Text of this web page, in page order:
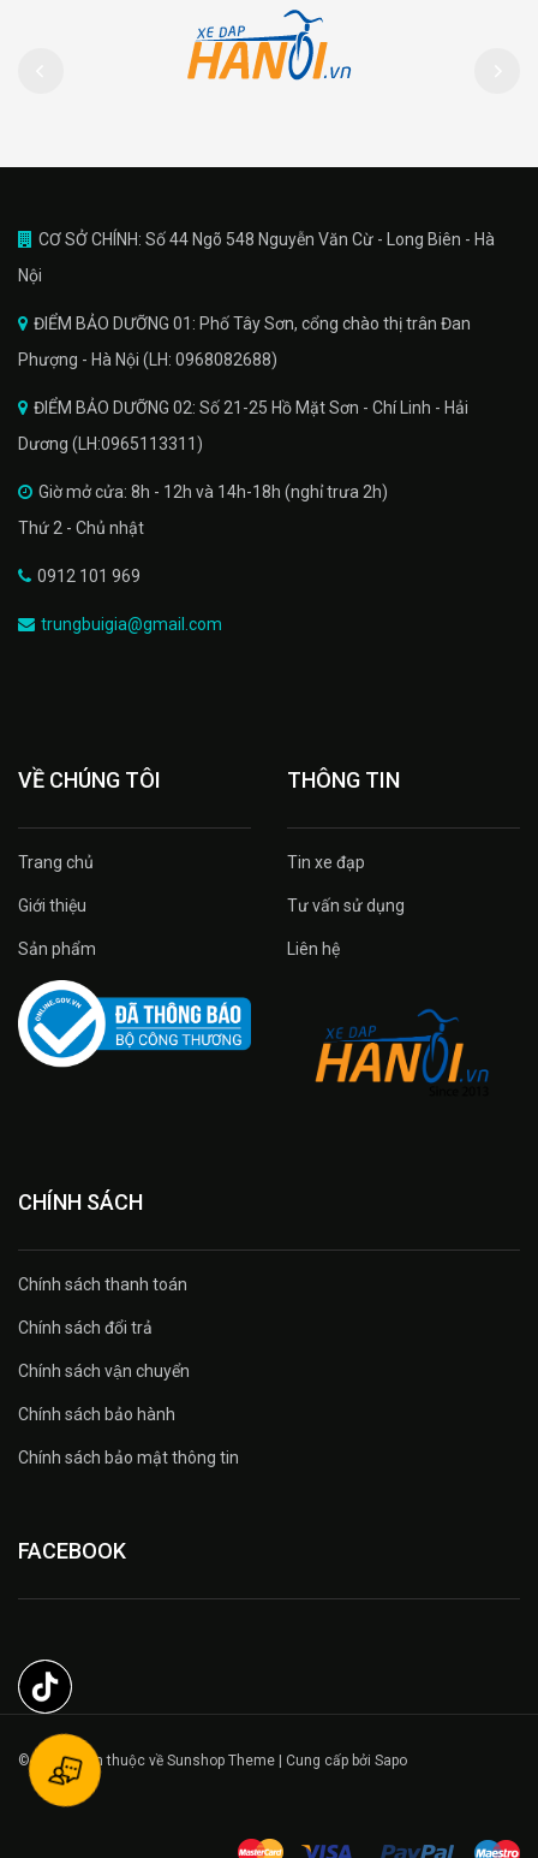
CƠ SỞ CHÍNH: Số 44 Ngõ 548 Nguyễn Văn Cừ - Long Biên - Hà
Nội
ĐIỂM BẢO DƯỠNG 01: Phố Tây Sơn, cổng chào thị trân Đan
Phượng - Hà Nội (LH: 0968082688)
ĐIỂM BẢO DƯỠNG 02: Số 21-25 Hồ Mặt Sơn - Chí Linh - Hải
Dương (LH:0965113311)
Giờ mở cửa: 8h - 12h và 14h-18h (nghỉ trưa 2h)
Thứ 2 - Chủ nhật
0912 101 969
trungbuigia@gmail.com
VỀ CHÚNG TÔI
Trang chủ
Giới thiệu
Sản phẩm
THÔNG TIN
Tin xe đạp
Tư vấn sử dụng
Liên hệ
CHÍNH SÁCH
Chính sách thanh toán
Chính sách đổi trả
Chính sách vận chuyển
Chính sách bảo hành
Chính sách bảo mật thông tin
FACEBOOK
© Bản quyền thuộc về Sunshop Theme | Cung cấp bởi Sapo